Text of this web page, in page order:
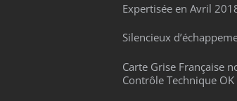
Expertisée en Avril
Silencieux
Carte Grise Française
Contrôle Technique OK